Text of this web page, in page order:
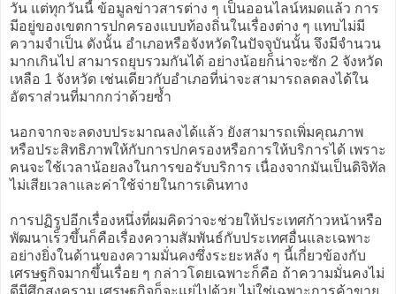
วัน แต่ทุกวันนี้ ข้อมูลข่าวสารต่าง ๆ เป็นออนไลน์หมดแล้ว การ
มีอยู่ของเขตการปกครองแบบท้องถิ่นในเรื่องต่าง ๆ แทบไม่มี
ความจำเป็น ดังนั้น อำเภอหรือจังหวัดในปัจจุบันนั้น จึงมีจำนวน
มากเกินไป สามารถยุบรวมกันได้ อย่างน้อยก็น่าจะซัก 2 จังหวัด
เหลือ 1 จังหวัด เช่นเดียวกับอำเภอที่น่าจะสามารถลดลงได้ใน
อัตราส่วนที่มากกว่าด้วยซ้ำ
นอกจากจะลดงบประมาณลงได้แล้ว ยังสามารถเพิ่มคุณภาพ
หรือประสิทธิภาพให้กับการปกครองหรือการให้บริการได้ เพราะ
คนจะใช้เวลาน้อยลงในการขอรับบริการ เนื่องจากมันเป็นดิจิทัล
ไม่เสียเวลาและค่าใช้จ่ายในการเดินทาง
การปฏิรูปอีกเรื่องหนึ่งที่ผมคิดว่าจะช่วยให้ประเทศก้าวหน้าหรือ
พัฒนาเร็วขึ้นก็คือเรื่องความสัมพันธ์กับประเทศอื่นและเฉพาะ
อย่างยิ่งในด้านของความมั่นคงซึ่งระยะหลัง ๆ นี้เกี่ยวข้องกับ
เศรษฐกิจมากขึ้นเรื่อย ๆ กล่าวโดยเฉพาะก็คือ ถ้าความมั่นคงไม่